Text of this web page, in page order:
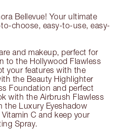
Bellevue! Your ultimate
choose, easy-to-use, easy-
and makeup, perfect for
to the Hollywood Flawless
your features with the
the Beauty Highlighter
Foundation and perfect
with the Airbrush Flawless
the Luxury Eyeshadow
C and keep your
Spray.